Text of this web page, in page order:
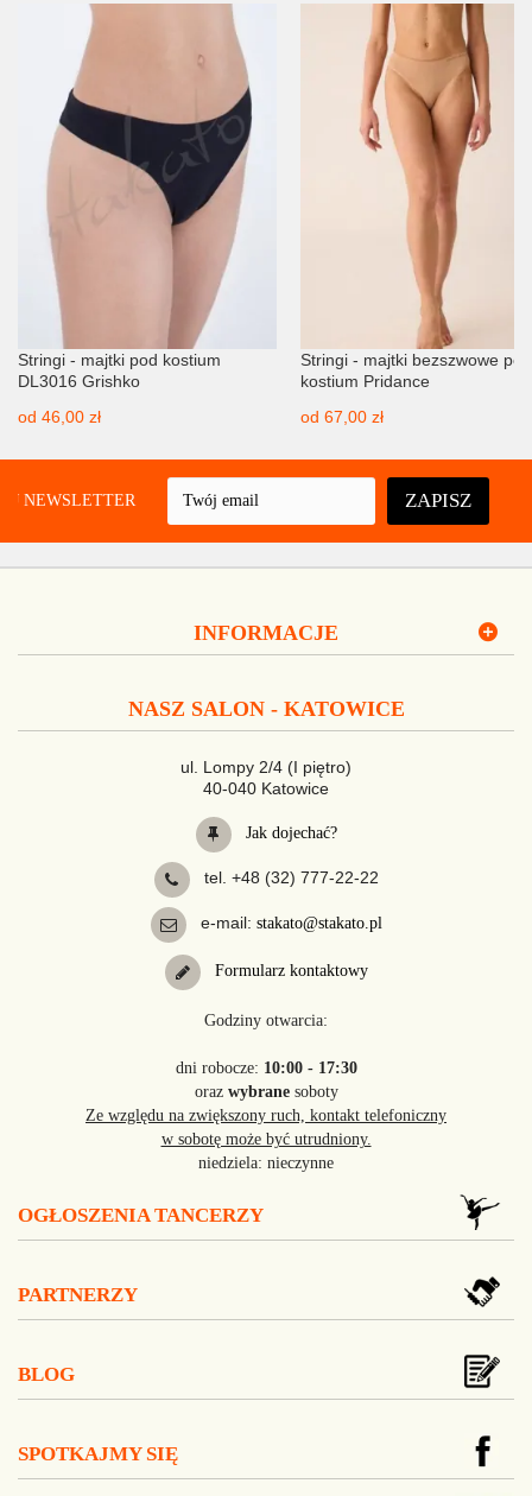
Stringi - majtki pod kostium
DL3016 Grishko
od 46,00 zł
Stringi - majtki bezszwowe pod
kostium Pridance
od 67,00 zł
NEWSLETTER ZAPISZ
INFORMACJE
NASZ SALON - KATOWICE
ul. Lompy 2/4 (I piętro)
40-040 Katowice
Jak dojechać?
tel. +48 (32) 777-22-22
e-mail: stakato@stakato.pl
Formularz kontaktowy
Godziny otwarcia:
dni robocze: 10:00 - 17:30
oraz wybranesoboty
Ze względu na zwiększony ruch, kontakt telefoniczny
w sobotę może być utrudniony.
niedziela: nieczynne
OGŁOSZENIA TANCERZY
PARTNERZY
BLOG
SPOTKAJMY SIĘ